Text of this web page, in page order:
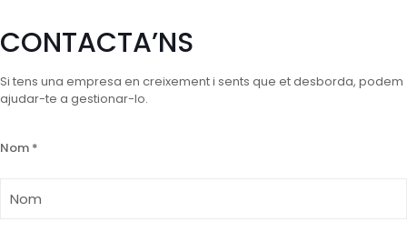
CONTACTA’NS
Si tens una empresa en creixement i sents que et desborda, podem
ajudar-te a gestionar-lo.
Nom *